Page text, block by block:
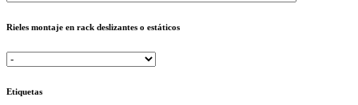
Rieles montaje en rack deslizantes o estáticos
Etiquetas